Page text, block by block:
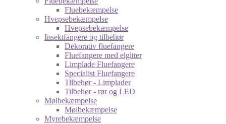
Fluebekæmpelse
Hvepsebekæmpelse
Hvepsebekæmpelse
Insektfangere og tilbehør
Dekorativ fluefangere
Fluefangere med elgitter
Limplade Fluefangere
Specialist Fluefangere
Tilbehør - Limplader
Tilbehør - rør og LED
Mølbekæmpelse
Mølbekæmpelse
Myrebekæmpelse